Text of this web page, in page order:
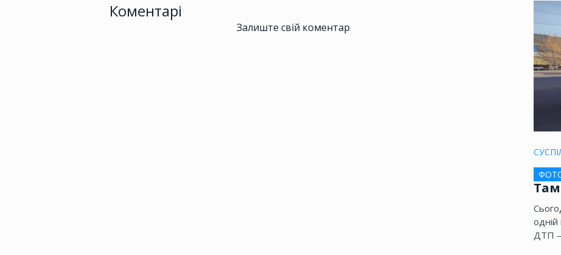
одній
ДТП —
Коментарі
Залиште свій коментар